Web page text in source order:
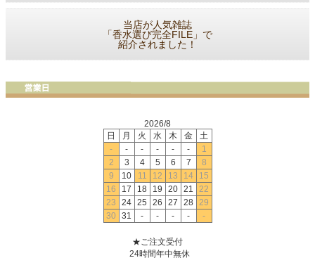
当店が人気雑誌
「香水選び完全FILE」で
紹介されました！
2026/8
日
月 火 水 木 金
土
-
- - - - -
1
2
3 4 5 6 7
8
9
10 11 12 13 14
15
16
17 18 19 20 21
22
23
24 25 26 27 28 29
30
31 - - - - -
★ご注文受付
24時間年中無休